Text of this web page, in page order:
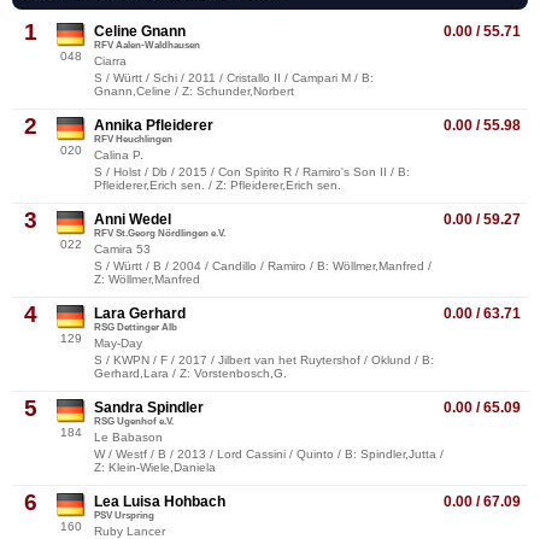
1
048
0.00 / 55.71
Celine Gnann
RFV Aalen-Waldhausen
Ciarra
S / Württ / Schi / 2011 / Cristallo II / Campari M / B:
Gnann,Celine / Z: Schunder,Norbert
2
020
0.00 / 55.98
Annika Pfleiderer
RFV Heuchlingen
Calina P.
S / Holst / Db / 2015 / Con Spirito R / Ramiro's Son II / B:
Pfleiderer,Erich sen. / Z: Pfleiderer,Erich sen.
3
022
0.00 / 59.27
Anni Wedel
RFV St.Georg Nördlingen e.V.
Camira 53
S / Württ / B / 2004 / Candillo / Ramiro / B: Wöllmer,Manfred /
Z: Wöllmer,Manfred
4
129
0.00 / 63.71
Lara Gerhard
RSG Dettinger Alb
May-Day
S / KWPN / F / 2017 / Jilbert van het Ruytershof / Oklund / B:
Gerhard,Lara / Z: Vorstenbosch,G.
5
184
0.00 / 65.09
Sandra Spindler
RSG Ugenhof e.V.
Le Babason
W / Westf / B / 2013 / Lord Cassini / Quinto / B: Spindler,Jutta /
Z: Klein-Wiele,Daniela
6
160
0.00 / 67.09
Lea Luisa Hohbach
PSV Urspring
Ruby Lancer